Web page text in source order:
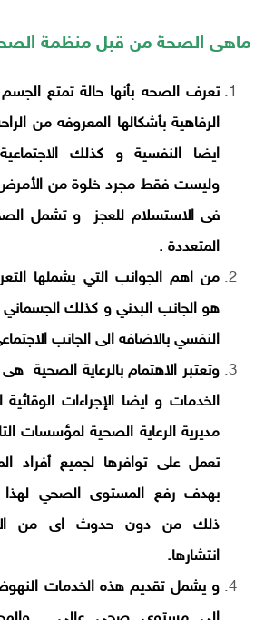
ماهى الصحة من قبل منظمة
تعرف الصحه بأنها حالة تمتع الجسم
الرفاهية بأشكالها المعروفه من
ايضا النفسية و كذلك
وليست فقط مجرد خلوة من الأمرض
فى الاستسلام للعجز و تشمل
المتعددة .
من اهم الجوانب التي يشملها
هو الجانب البدني و كذلك
النفسي بالاضافه الى الجانب
وتعتبر الاهتمام بالرعاية الصحية
الخدمات و ايضا الإجراءات الوقائية
مديرية الرعاية الصحية لمؤسسات
تعمل على توافرها لجميع أفراد
بهدف رفع المستوى الصحي لهذا
ذلك من دون حدوث اى من
انتشارها.
و يشمل تقديم هذه الخدمات